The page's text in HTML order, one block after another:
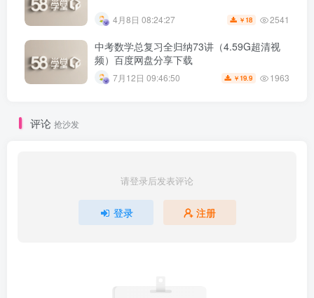
4月8日 08:24:27 ￥ 18 2541
中考数学总复习全归纳73讲（4.59G超清视
频）百度网盘分享下载
7月12日 09:46:50 ￥ 19.9 1963
评论 抢沙发
请登录后发表评论
登录 注册